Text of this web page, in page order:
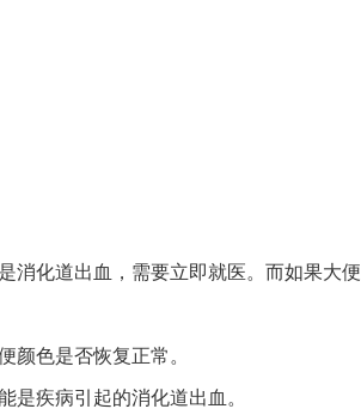
消化道出血，需要立即就医。而如果大便
颜色是否恢复正常。
是疾病引起的消化道出血。